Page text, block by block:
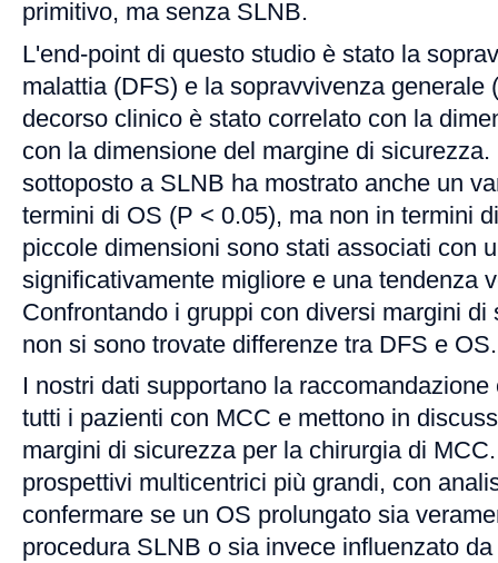
primitivo, ma senza SLNB.
L'end-point di questo studio è stato la
malattia (DFS) e la sopravvivenza generale
decorso clinico è stato correlato con la
con la dimensione del margine di
sottoposto a SLNB ha mostrato anche un
termini di OS (P < 0.05), ma non in termini
piccole dimensioni sono stati associati con
significativamente migliore e una tendenza
Confrontando i gruppi con diversi margini di
non si sono trovate differenze tra DFS e OS.
I nostri dati supportano la
tutti i pazienti con MCC e mettono in
margini di sicurezza per la chirurgia di
prospettivi multicentrici più grandi, con
confermare se un OS prolungato sia
procedura SLNB o sia invece influenzato